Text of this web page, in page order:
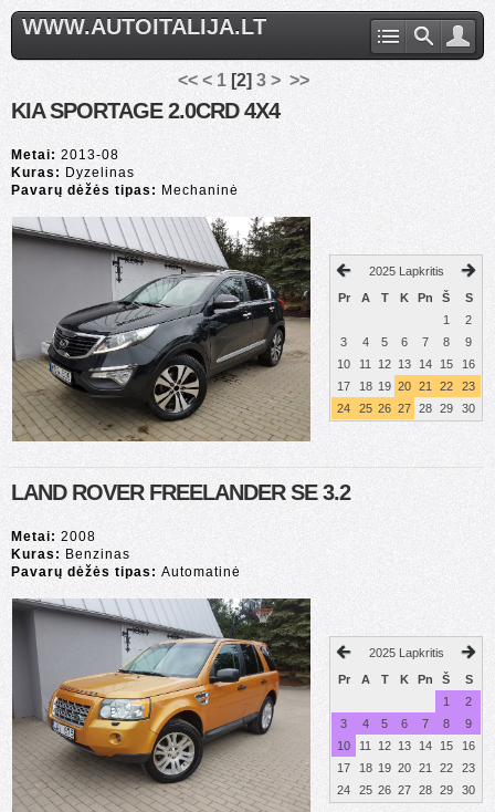
WWW.AUTOITALIJA.LT
<< < 1[2] 3 > >>
KIA SPORTAGE 2.0CRD 4X4
Metai: 2013-08
Kuras: Dyzelinas
Pavarų dėžės tipas: Mechaninė
2025 Lapkritis
Pr
A T K Pn Š
S
1
2
3
4 5 6 7 8
9
10
11 12 13 14 15
16
17
18 19 20 21 22
23
24
25 26 27 28 29 30
LAND ROVER FREELANDER SE 3.2
Metai: 2008
Kuras: Benzinas
Pavarų dėžės tipas: Automatinė
2025 Lapkritis
Pr
A T K Pn Š
S
1
2
3
4 5 6 7 8
9
10
11 12 13 14 15
16
17
18 19 20 21 22
23
24
25 26 27 28 29 30